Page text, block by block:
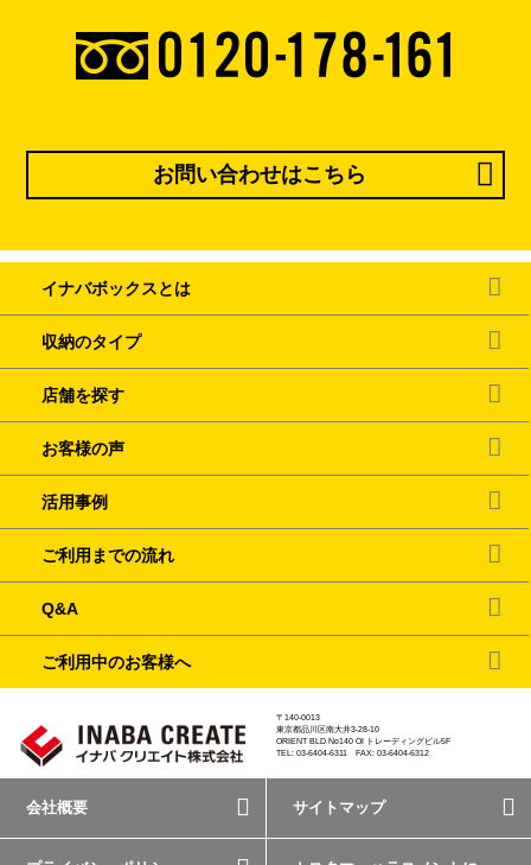
お問い合わせはこちら
イナバボックスとは
収納のタイプ
店舗を探す
お客様の声
活用事例
ご利用までの流れ
Q&A
ご利用中のお客様へ
〒140-0013
東京都品川区南大井3-28-10
ORIENT BLD No140 OI トレーディングビル5F
TEL: 03-6404-6311 FAX: 03-6404-6312
会社概要 サイトマップ